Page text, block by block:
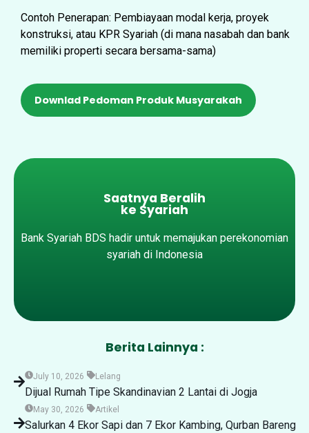
Contoh Penerapan: Pembiayaan modal kerja, proyek
konstruksi, atau KPR Syariah (di mana nasabah dan bank
memiliki properti secara bersama-sama)
Downlad Pedoman Produk Musyarakah
Saatnya Beralih
ke Syariah
Bank Syariah BDS hadir untuk memajukan perekonomian
syariah di Indonesia
Berita Lainnya :
July 10, 2026 Lelang
Dijual Rumah Tipe Skandinavian 2 Lantai di Jogja
May 30, 2026 Artikel
Salurkan 4 Ekor Sapi dan 7 Ekor Kambing, Qurban Bareng